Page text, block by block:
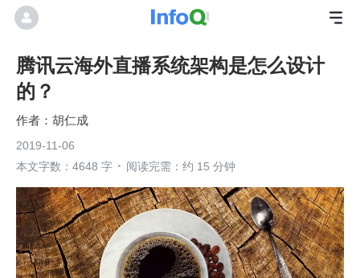
腾讯云海外直播系统架构是怎么设计
的？
胡仁成
2019-11-06
本文字数：4648 字
阅读完需：约 15 分钟